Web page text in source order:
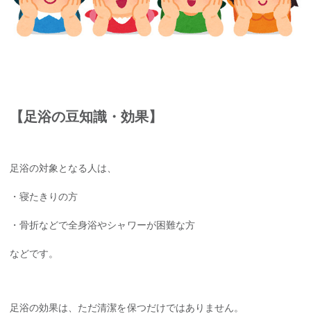
【足浴の豆知識・効果】
足浴の対象となる人は、
・寝たきりの方
・骨折などで全身浴やシャワーが困難な方
などです。
足浴の効果は、ただ清潔を保つだけではありません。